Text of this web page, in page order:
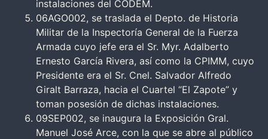
instalaciones del CODEM.
06AGO002, se traslada el Depto. de Historia
Militar de la Inspectoría General de la Fuerza
Armada cuyo jefe era el Sr. Myr. Adalberto
Ernesto García Rivera, así como la CPIMM, cuyo
Presidente era el Sr. Cnel. Salvador Alfredo
Giralt Barraza, hacia el Cuartel “El Zapote” y
toman posesión de dichas instalaciones.
09SEP002, se inaugura la Exposición Gral.
Manuel José Arce, con la que se abre al público